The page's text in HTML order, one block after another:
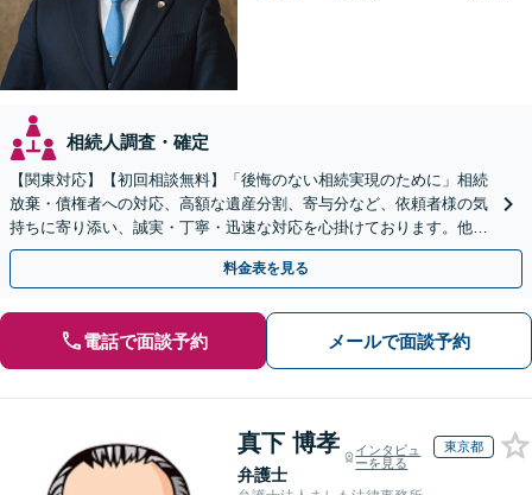
相続人調査・確定
【関東対応】【初回相談無料】「後悔のない相続実現のために」相続
放棄・債権者への対応、高額な遺産分割、寄与分など、依頼者様の気
持ちに寄り添い、誠実・丁寧・迅速な対応を心掛けております。他士
業とも連携し円滑な相続を目指します【夜間相談可】
料金表を見る
電話で面談予約 メールで面談予約
真下 博孝
弁護士
インタビュ
ーを見る
東京都